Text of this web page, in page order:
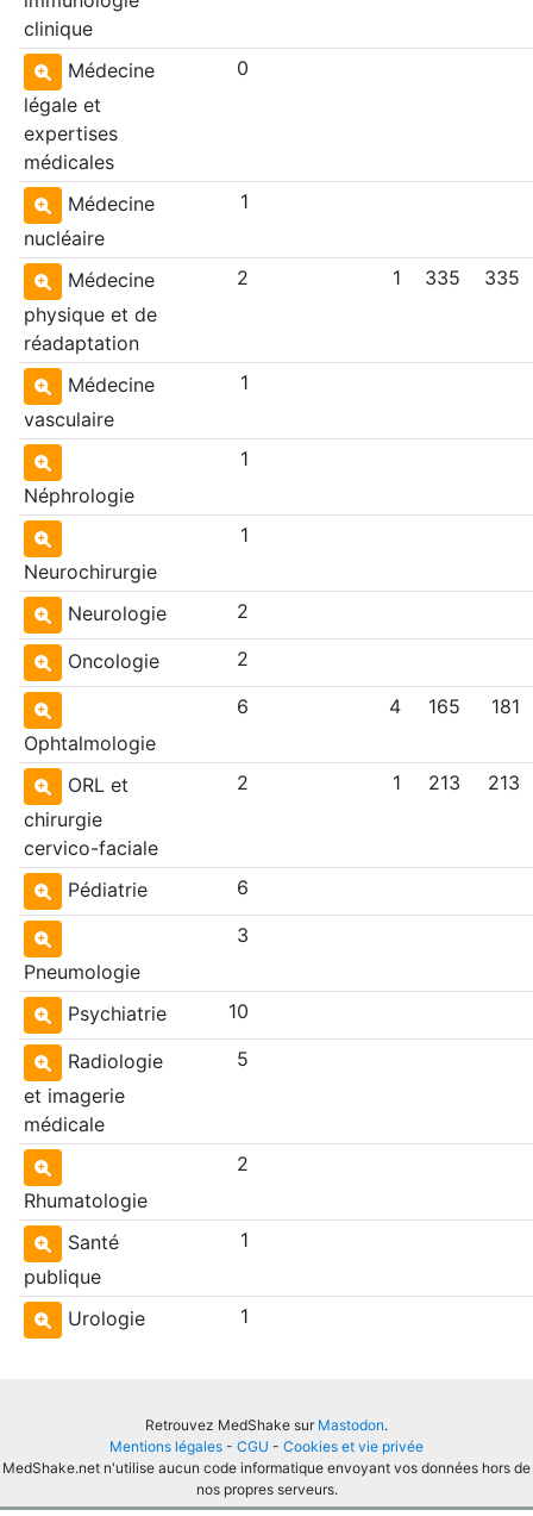
clinique
Médecine
légale et
expertises
médicales
0
Médecine
nucléaire
1
Médecine
physique et de
réadaptation
2 1 335 335
Médecine
vasculaire
1
Néphrologie
1
Neurochirurgie
1
Neurologie 2
Oncologie 2
Ophtalmologie
6 4 165 181
ORL et
chirurgie
cervico-faciale
2 1 213 213
Pédiatrie 6
Pneumologie
3
Psychiatrie 10
Radiologie
et imagerie
médicale
5
Rhumatologie
2
Santé
publique
1
Urologie 1
Retrouvez MedShake sur Mastodon.
Mentions légales - CGU - Cookies et vie privée
MedShake.net n'utilise aucun code informatique envoyant vos données hors de
nos propres serveurs.